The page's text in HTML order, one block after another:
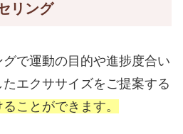
リング
で運動の目的や進捗度合い
エクササイズをご提案する
ことができます。